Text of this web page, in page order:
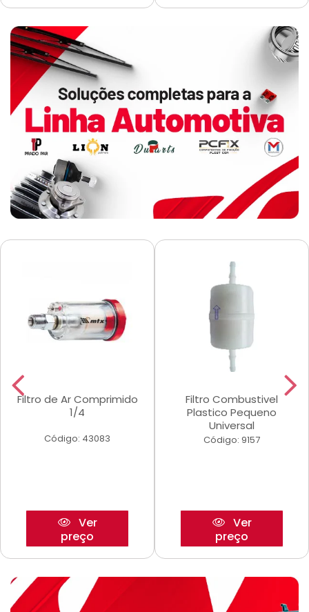
Filtro de Ar Comprimido
1/4
Código: 43083
Ver
preço
Filtro Combustivel
Plastico Pequeno
Universal
Código: 9157
Ver
preço